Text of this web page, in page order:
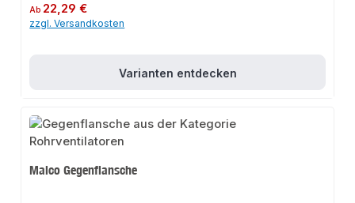
Regulärer Preis:
Ab 22,29 €
zzgl. Versandkosten
Varianten entdecken
Maico Gegenflansche